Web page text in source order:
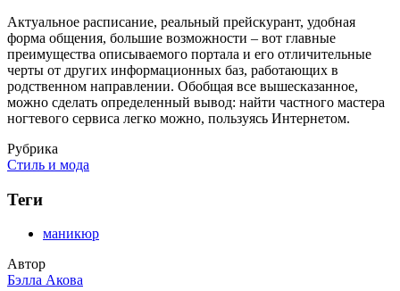
Актуальное расписание, реальный прейскурант, удобная
форма общения, большие возможности – вот главные
преимущества описываемого портала и его отличительные
черты от других информационных баз, работающих в
родственном направлении. Обобщая все вышесказанное,
можно сделать определенный вывод: найти частного мастера
ногтевого сервиса легко можно, пользуясь Интернетом.
Рубрика
Стиль и мода
Теги
маникюр
Автор
Бэлла Акова